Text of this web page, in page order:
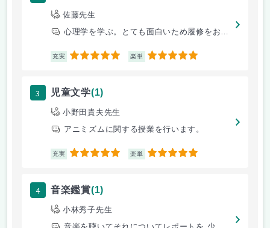
佐藤先生
心理学を学ぶ。とても面白いため履修をおすすめする。
充実 5 楽単 5
3 児童文学(1)
小野田貴夫先生
アニミズムに関する授業を行います。
充実 5 楽単 5
4 音楽鑑賞(1)
小林秀子先生